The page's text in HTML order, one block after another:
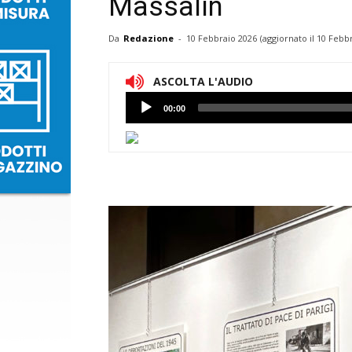
Massalin
Da Redazione - 10 Febbraio 2026 (aggiornato il 10
ASCOLTA L'AUDIO
Lettore
Audio
00:00